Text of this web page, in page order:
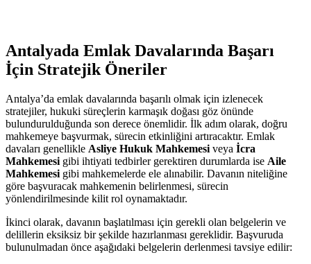
Antalyada Emlak Davalarında Başarı
İçin Stratejik Öneriler
Antalya’da emlak davalarında başarılı ⁤olmak için izlenecek
stratejiler, hukuki ⁢süreçlerin karmaşık doğası göz​ önünde
bulundurulduğunda son derece önemlidir. İlk adım ⁤olarak, doğru
mahkemeye başvurmak,⁢ sürecin ⁤etkinliğini artıracaktır. ‌Emlak
davaları genellikle Asliye Hukuk Mahkemesi veya⁢ İcra
⁤Mahkemesi gibi ihtiyati⁢ tedbirler ⁣gerektiren durumlarda ise Aile
Mahkemesi gibi mahkemelerde ele alınabilir. Davanın niteliğine
göre başvuracak mahkemenin belirlenmesi,‌ sürecin
yönlendirilmesinde kilit rol⁢ oynamaktadır.
İkinci olarak, davanın​ başlatılması için gerekli‌ olan belgelerin ve
delillerin eksiksiz bir ⁢şekilde hazırlanması⁤ gereklidir. Başvuruda
bulunulmadan ⁢önce aşağıdaki belgelerin ⁤derlenmesi tavsiye ​edilir: